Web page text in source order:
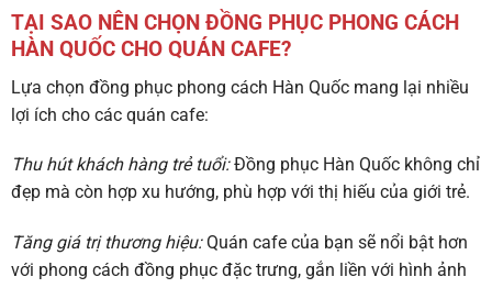
TẠI SAO NÊN CHỌN ĐỒNG PHỤC PHONG CÁCH
HÀN QUỐC CHO QUÁN CAFE?
Lựa chọn đồng phục phong cách Hàn Quốc mang lại nhiều
lợi ích cho các quán cafe:
Thu hút khách hàng trẻ tuổi:Đồng phục Hàn Quốc không chỉ
đẹp mà còn hợp xu hướng, phù hợp với thị hiếu của giới trẻ.
Tăng giá trị thương hiệu:Quán cafe của bạn sẽ nổi bật hơn
với phong cách đồng phục đặc trưng, gắn liền với hình ảnh